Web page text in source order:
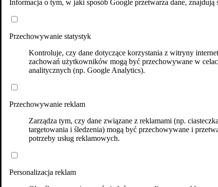
Informacja o tym, w jaki sposób Google przetwarza dane, znajdują
Przechowywanie statystyk
Kontroluje, czy dane dotyczące korzystania z witryny
zachowań użytkowników mogą być przechowywane w
analitycznych (np. Google Analytics).
Przechowywanie reklam
Zarządza tym, czy dane związane z reklamami (np.
targetowania i śledzenia) mogą być przechowywane i
potrzeby usług reklamowych.
Personalizacja reklam